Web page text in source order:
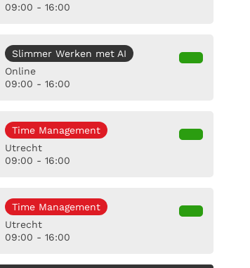
09:00 - 16:00
Slimmer Werken met AI
Online
09:00 - 16:00
Time Management
Utrecht
09:00 - 16:00
Time Management
Utrecht
09:00 - 16:00